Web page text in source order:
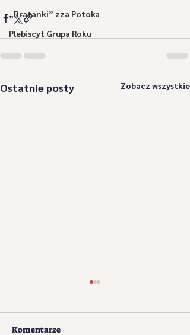
„Bratanki” zza Potoka
Plebiscyt Grupa Roku
Ostatnie posty Zobacz wszystkie
Komentarze